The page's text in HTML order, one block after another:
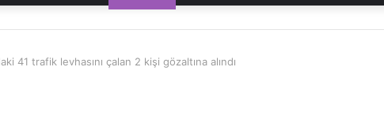
41 trafik levhasını çalan 2 kişi gözaltına alındı